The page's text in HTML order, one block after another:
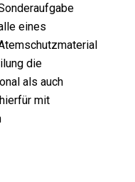
eines
die
als auch
mit